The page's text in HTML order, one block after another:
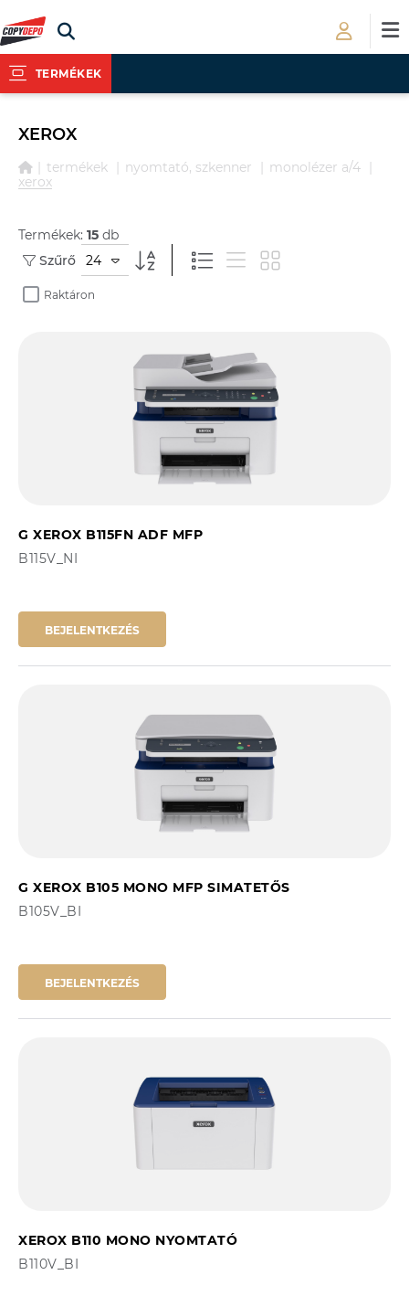
TERMÉKEK
XEROX
termékek nyomtató, szkenner
monolézer a/4
xerox
Termékek: 15 db
Szűrő
Raktáron
24
G XEROX B115FN ADF MFP
B115V_NI
BEJELENTKEZÉS
G XEROX B105 MONO MFP SIMATETŐS
B105V_BI
BEJELENTKEZÉS
XEROX B110 MONO NYOMTATÓ
B110V_BI